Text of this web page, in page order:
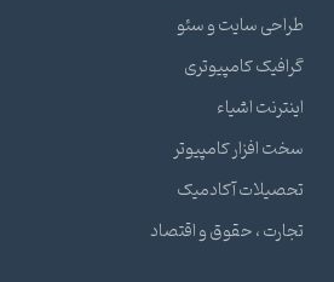
طراحی سایت و سئو
گرافیک کامپیوتری
اینترنت اشیاء
سخت افزار کامپیوتر
تحصیلات آکادمیک
تجارت ، حقوق و اقتصاد